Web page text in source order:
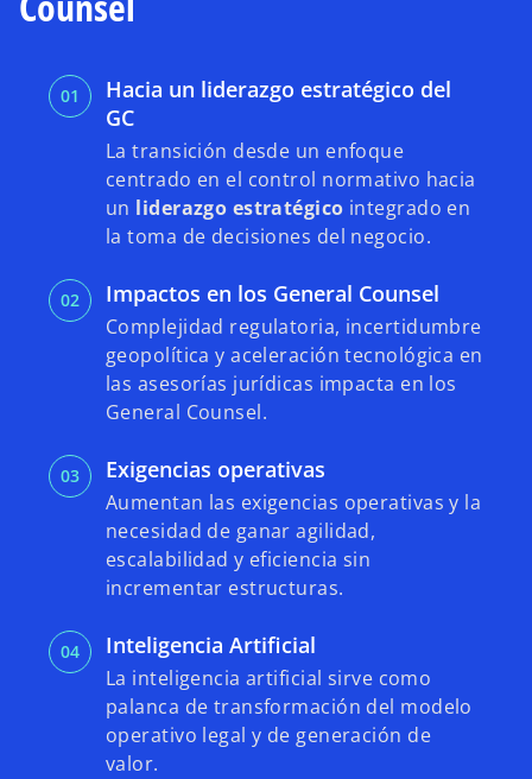
d
e
o
Hacia un liderazgo estratégico del
GC
La transición desde un enfoque
centrado en el control normativo hacia
un liderazgo estratégico integrado en
la toma de decisiones del negocio.
Impactos en los General Counsel
Complejidad regulatoria, incertidumbre
geopolítica y aceleración tecnológica en
las asesorías jurídicas impacta en los
General Counsel.
Exigencias operativas
Aumentan las exigencias operativas y la
necesidad de ganar agilidad,
escalabilidad y eficiencia sin
incrementar estructuras.
Inteligencia Artificial
La inteligencia artificial sirve como
palanca de transformación del modelo
operativo legal y de generación de
valor.